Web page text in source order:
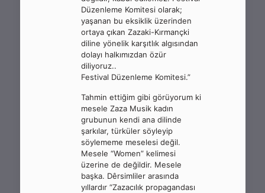
Düzenleme Komitesi olarak;
yaşanan bu eksiklik üzerinden
ortaya çıkan Zazaki-Kırmançki
diline yönelik karşıtlık algısından
dolayı halkımızdan özür
diliyoruz..
Festival Düzenleme Komitesi.”
Tahmin ettiğim gibi görüyorum ki
mesele Zaza Musik kadın
grubunun kendi ana dilinde
şarkılar, türküler söyleyip
söylememe meselesi değil.
Mesele “Women” kelimesi
üzerine de değildir. Mesele
başka. Dêrsimliler arasında
yıllardır “Zazacılık propagandası